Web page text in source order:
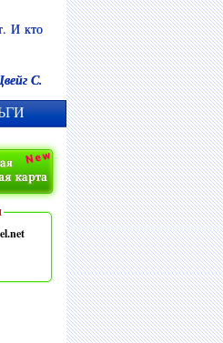
И кто
С.